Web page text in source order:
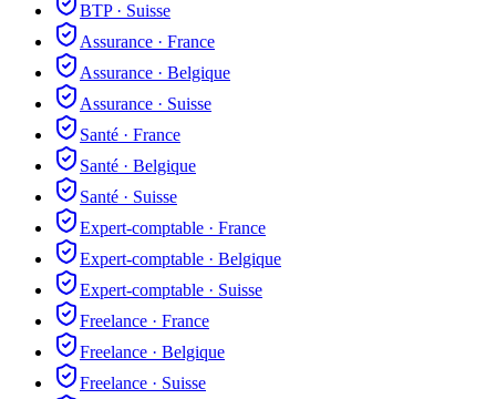
BTP· Suisse
Assurance · France
Assurance · Belgique
Assurance · Suisse
Santé · France
Santé · Belgique
Santé · Suisse
Expert-comptable · France
Expert-comptable · Belgique
Expert-comptable · Suisse
Freelance · France
Freelance · Belgique
Freelance · Suisse